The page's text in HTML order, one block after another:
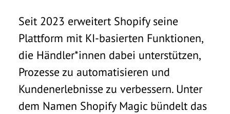
Seit 2023 erweitert Shopify seine
Plattform mit KI-basierten Funktionen,
die Händler*innen dabei unterstützen,
Prozesse zu automatisieren und
Kundenerlebnisse zu verbessern. Unter
dem Namen Shopify Magic bündelt das